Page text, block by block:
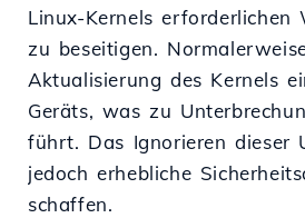
Linux-Kernels erforderlichen
zu beseitigen.
Aktualisierung des Kernels
Geräts, was zu
führt. Das Ignorieren dieser
jedoch erhebliche
schaffen.